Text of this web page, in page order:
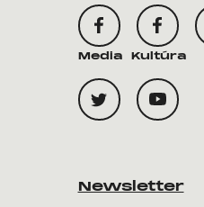
Media Kultúra
Newsletter